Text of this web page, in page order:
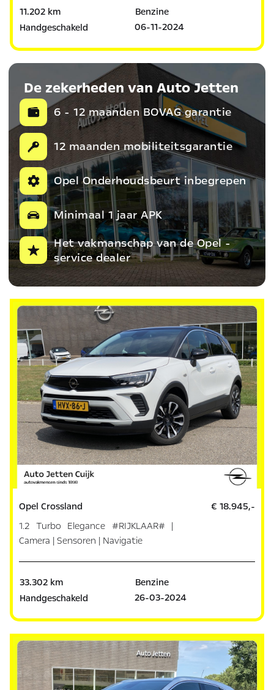
11.202 km
Benzine
Handgeschakeld
06-11-2024
De zekerheden van Auto Jetten
6 - 12 maanden BOVAG garantie
12 maanden mobiliteitsgarantie
Opel Onderhoudsbeurt inbegrepen
Minimaal 1 jaar APK
Het vakmanschap van de Opel -
service dealer
Opel Crossland
1.2 Turbo Elegance #RIJKLAAR# |
Camera | Sensoren | Navigatie
€ 18.945,-
33.302 km
Benzine
Handgeschakeld
26-03-2024